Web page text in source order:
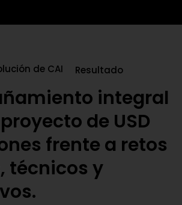
de CAI Resultado
integral
de USD
frente a retos
técnicos y